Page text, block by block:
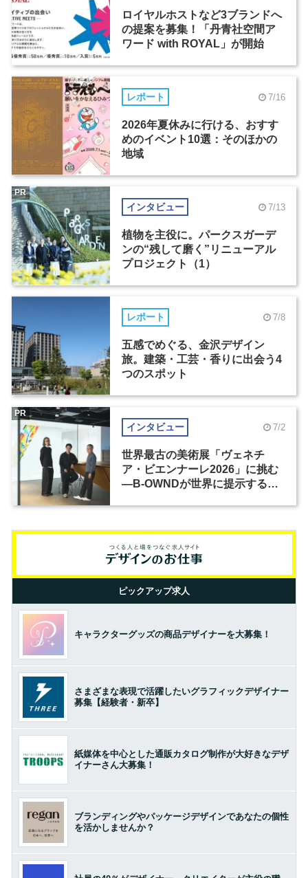
ロイヤルホストなど3ブランドへ
の提案を募集！「丹青社空間ア
ワード with ROYAL」が開始
レポート 7/16
2026年夏休みに行ける、おすす
めのイベント10選：そのほかの
地域
インタビュー 7/13
植物を主役に。パークスガーデ
ンの“残して磨く”リニューアル
プロジェクト（1）
PR
レポート 7/8
五感でめぐる、金沢デザイン
旅。建築・工芸・香りに出会う4
つのスポット
インタビュー 7/2
世界最古の美術展「ヴェネチ
ア・ビエンナーレ2026」に挑む
―B-OWNDが世界に提示する美
PR
ピックアップ求人
キャラクターグッズの商品デザイナーを大募集！
さまざまな表現で活躍したいグラフィックデザイナー
募集【経験者・新卒】
紙媒体を中心とした通販カタログ制作が大好きなデザ
イナーさん大募集！
ブランディングやパッケージデザインであなたの個性
を活かしませんか？